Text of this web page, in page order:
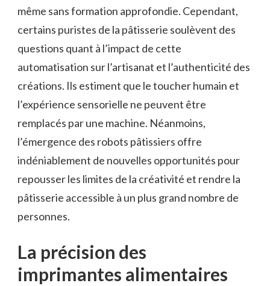
même sans formation approfondie. Cependant,
certains puristes de la pâtisserie soulèvent des
questions quant à l’impact de cette
automatisation sur l’artisanat et l’authenticité des
créations. Ils estiment que le toucher humain et
l’expérience sensorielle ne peuvent être
remplacés par une machine. Néanmoins,
l’émergence des robots pâtissiers offre
indéniablement de nouvelles opportunités pour
repousser les limites de la créativité et rendre la
pâtisserie accessible à un plus grand nombre de
personnes.
La précision des
imprimantes alimentaires